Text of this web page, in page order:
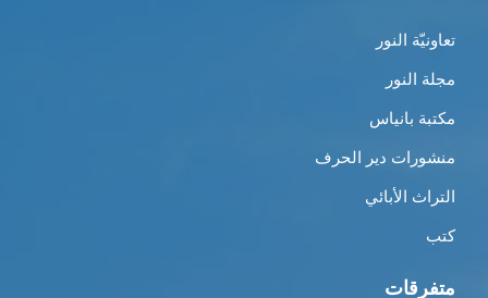
تعاونيّة النور
مجلة النور
مكتبة بانياس
منشورات دير الحرف
التراث الأبائي
كتب
متفرقات